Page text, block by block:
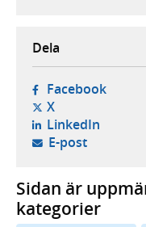
Dela
Facebook-
X- öppnas i ny
LinkedIn-
E-post- öppnar
Sidan är
kategorier